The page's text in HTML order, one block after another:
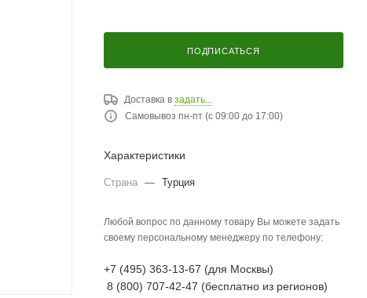
ПОДПИСАТЬСЯ
Доставка в задать...
Самовывоз пн-пт (с 09:00 до 17:00)
Характеристики
Страна — Турция
Любой вопрос по данному товару Вы можете задать
своему персональному менеджеру по телефону:
+7 (495) 363-13-67 (для Москвы)
8 (800) 707-42-47 (бесплатно из регионов)